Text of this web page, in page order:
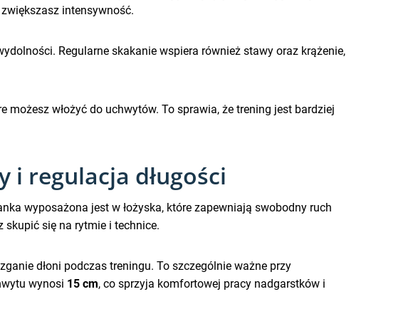
intensywność.
Regularne skakanie wspiera również stawy oraz krążenie,
włożyć do uchwytów. To sprawia, że trening jest bardziej
i regulacja długości
wyposażona jest w łożyska, które zapewniają swobodny ruch
skupić się na rytmie i technice.
dłoni podczas treningu. To szczególnie ważne przy
wynosi 15 cm, co sprzyja komfortowej pracy nadgarstków i